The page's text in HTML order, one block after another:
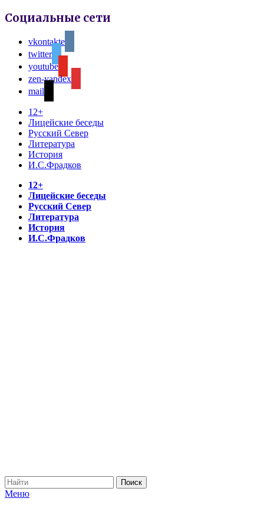
Социальные сети
vkontakte
twitter
youtube
zen-yandex
mail
12+
Лицейские беседы
Русский Север
Литература
История
И.С.Фрадков
12+
Лицейские беседы
Русский Север
Литература
История
И.С.Фрадков
Меню